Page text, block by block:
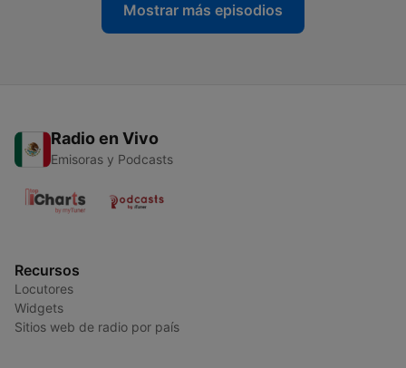
Mostrar más episodios
Radio en Vivo
Emisoras y Podcasts
Recursos
Locutores
Widgets
Sitios web de radio por país